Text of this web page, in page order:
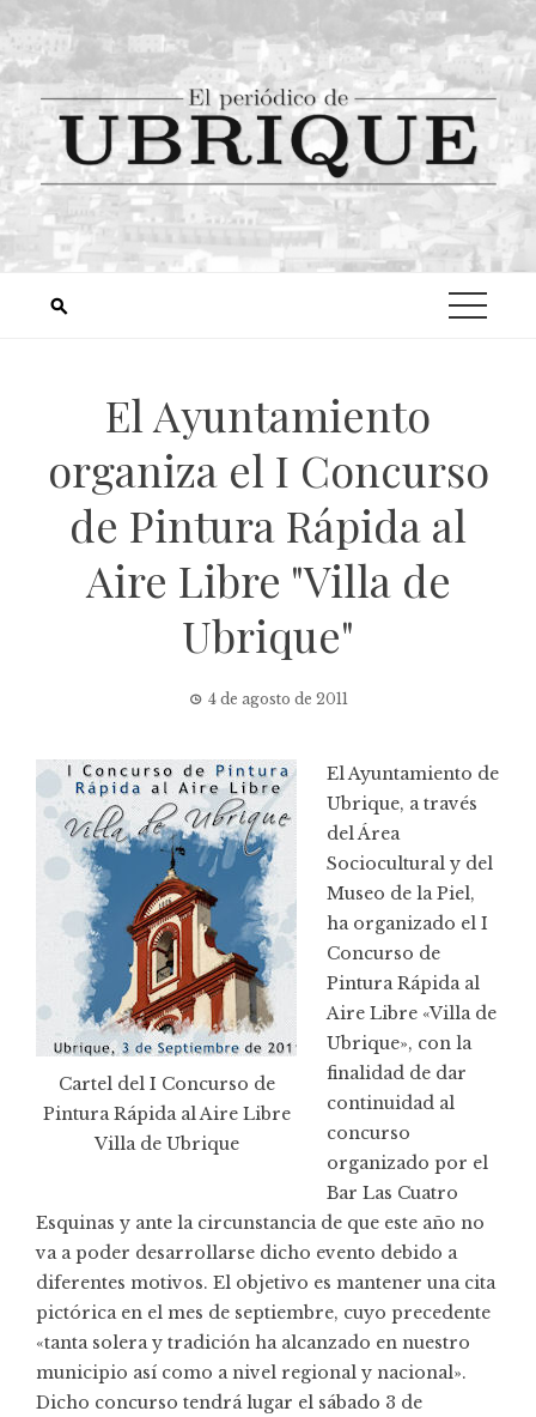
El Ayuntamiento
organiza el I Concurso
de Pintura Rápida al
Aire Libre "Villa de
Ubrique"
4 de agosto de 2011
Cartel del I Concurso de
Pintura Rápida al Aire Libre
Villa de Ubrique
El Ayuntamiento de
Ubrique, a través
del Área
Sociocultural y del
Museo de la Piel,
ha organizado el I
Concurso de
Pintura Rápida al
Aire Libre «Villa de
Ubrique», con la
finalidad de dar
continuidad al
concurso
organizado por el
Bar Las Cuatro
Esquinas y ante la circunstancia de que este año no
va a poder desarrollarse dicho evento debido a
diferentes motivos. El objetivo es mantener una cita
pictórica en el mes de septiembre, cuyo precedente
«tanta solera y tradición ha alcanzado en nuestro
municipio así como a nivel regional y nacional».
Dicho concurso tendrá lugar el sábado 3 de